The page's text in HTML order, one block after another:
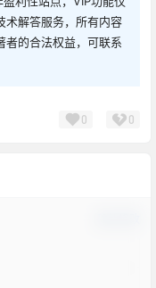
术解答服务，所有内容
者的合法权益，可联系
0 0